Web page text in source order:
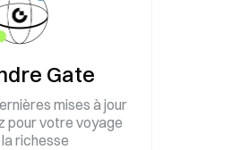
Gate
mises à jour
pour votre voyage
richesse